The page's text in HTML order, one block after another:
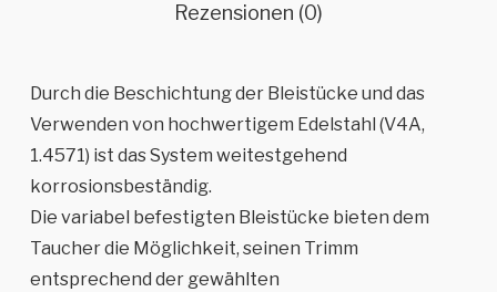
Rezensionen (0)
Durch die Beschichtung der Bleistücke und das
Verwenden von hochwertigem Edelstahl (V4A,
1.4571) ist das System weitestgehend
korrosionsbeständig.
Die variabel befestigten Bleistücke bieten dem
Taucher die Möglichkeit, seinen Trimm
entsprechend der gewählten